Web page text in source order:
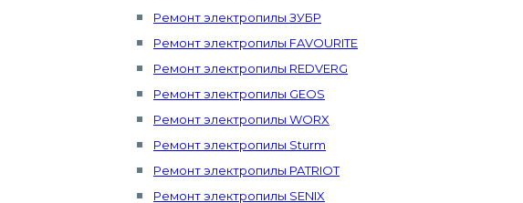
Ремонт электропилы ЗУБР
Ремонт электропилы FAVOURITE
Ремонт электропилы REDVERG
Ремонт электропилы GEOS
Ремонт электропилы WORX
Ремонт электропилы Sturm
Ремонт электропилы PATRIOT
Ремонт электропилы SENIX